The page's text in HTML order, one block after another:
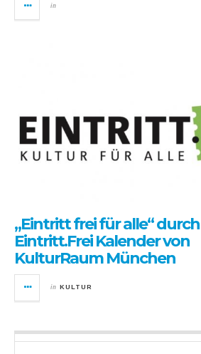
in
„Eintritt frei für alle“
Eintritt.Frei Kalender von
KulturRaum München
in KULTUR